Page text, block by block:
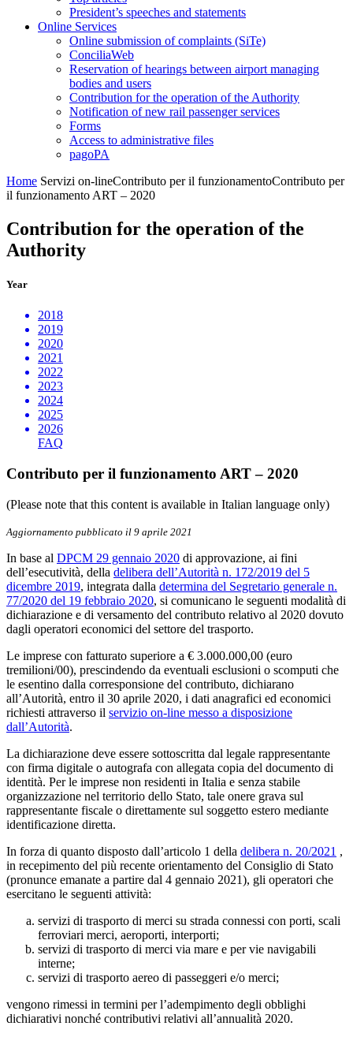
President’s speeches and statements
Online Services
Online submission of complaints (SiTe)
ConciliaWeb
Reservation of hearings between airport managing
bodies and users
Contribution for the operation of the Authority
Notification of new rail passenger services
Forms
Access to administrative files
pagoPA
Home Servizi on-lineContributo per il funzionamentoContributo per
il funzionamento ART – 2020
Contribution for the operation of the
Authority
Year
2018
2019
2020
2021
2022
2023
2024
2025
2026
FAQ
Contributo per il funzionamento ART – 2020
(Please note that this content is available in Italian language only)
Aggiornamento pubblicato il 9 aprile 2021
In base al DPCM 29 gennaio 2020 di approvazione, ai fini
dell’esecutività, della delibera dell’Autorità n. 172/2019 del 5
dicembre 2019, integrata dalla determina del Segretario generale n.
77/2020 del 19 febbraio 2020, si comunicano le seguenti modalità di
dichiarazione e di versamento del contributo relativo al 2020 dovuto
dagli operatori economici del settore del trasporto.
Le imprese con fatturato superiore a € 3.000.000,00 (euro
tremilioni/00), prescindendo da eventuali esclusioni o scomputi che
le esentino dalla corresponsione del contributo, dichiarano
all’Autorità, entro il 30 aprile 2020, i dati anagrafici ed economici
richiesti attraverso il servizio on-line messo a disposizione
dall’Autorità.
La dichiarazione deve essere sottoscritta dal legale rappresentante
con firma digitale o autografa con allegata copia del documento di
identità. Per le imprese non residenti in Italia e senza stabile
organizzazione nel territorio dello Stato, tale onere grava sul
rappresentante fiscale o direttamente sul soggetto estero mediante
identificazione diretta.
In forza di quanto disposto dall’articolo 1 della delibera n. 20/2021 ,
in recepimento del più recente orientamento del Consiglio di Stato
(pronunce emanate a partire dal 4 gennaio 2021), gli operatori che
esercitano le seguenti attività:
servizi di trasporto di merci su strada connessi con porti, scali
ferroviari merci, aeroporti, interporti;
servizi di trasporto di merci via mare e per vie navigabili
interne;
servizi di trasporto aereo di passeggeri e/o merci;
vengono rimessi in termini per l’adempimento degli obblighi
dichiarativi nonché contributivi relativi all’annualità 2020.